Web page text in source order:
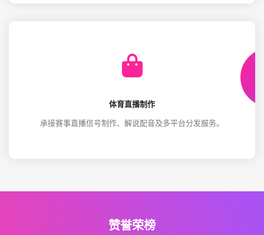
体育直播制作
承接赛事直播信号制作、解说配音及多平台分发服务。
赞誉荣榜